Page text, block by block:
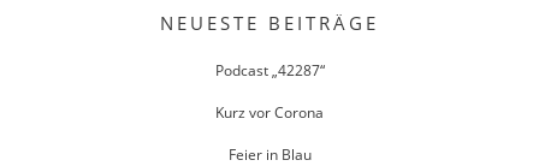
NEUESTE BEITRÄGE
Podcast „42287“
Kurz vor Corona
Feier in Blau